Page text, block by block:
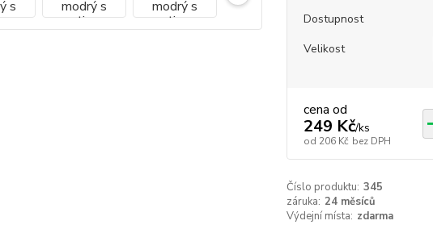
Dostupnost
Velikost
cena od
249 Kč/ks
od 206 Kč bez DPH
Číslo produktu: 345
záruka: 24 měsíců
Výdejní místa: zdarma